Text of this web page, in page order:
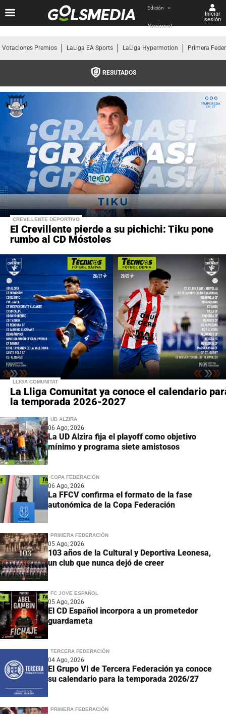
Edición
Nacional
Iniciar
sesión
Votaciones Premios LaLiga EA Sports LaLiga Hypermotion Primera
RESUTADOS
CREVILLENTE DEPORTIVO
El Crevillente pierde a su pichichi: Tiku pone
rumbo al CD Móstoles
LLIGA COMUNITAT
La Lliga Comunitat ya conoce el calendario
la temporada 2026-2027
UD ALZIRA
06 Ago, 2026
La UD Alzira fija el playoff como objetivo
mínimo y programa siete amistosos
COPA FEDERACIÓN
06 Ago, 2026
La FFCV confirma el formato de la fase
autonómica de la Copa Federación
PRIMERA FEDERACIÓN
05 Ago, 2026
103 años de la Cultural y Deportiva Leonesa,
un club que nunca dejó de creer
FC JOVE ESPAÑOL
05 Ago, 2026
El CD Español incorpora a un prometedor
guardameta
TERCERA FEDERACIÓN
04 Ago, 2026
El Grupo VI de Tercera Federación ya conoce
su calendario para la temporada 2026/27
PRIMERA FEDERACIÓN